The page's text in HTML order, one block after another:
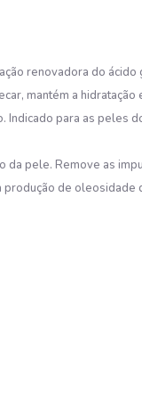
renovadora do ácido
mantém a
para as
da pele. Remove as
produção de oleosidade